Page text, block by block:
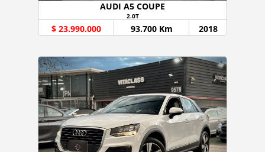
AUDI A5 COUPE
2.0T
$ 23.990.000 93.700 Km 2018